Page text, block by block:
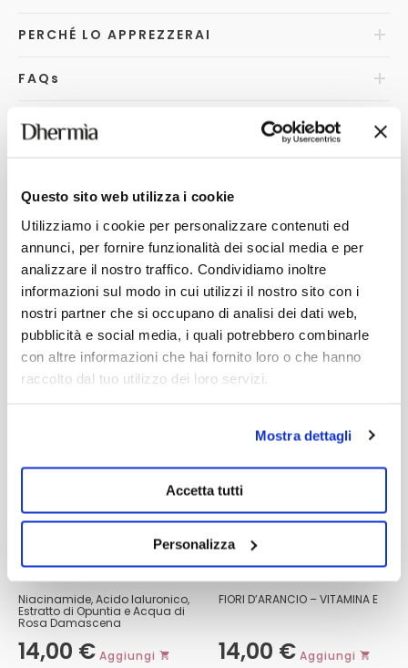
Questo sito web utilizza i cookie
Utilizziamo i cookie per personalizzare contenuti ed
annunci, per fornire funzionalità dei social media e per
analizzare il nostro traffico. Condividiamo inoltre
informazioni sul modo in cui utilizzi il nostro sito con i
nostri partner che si occupano di analisi dei dati web,
pubblicità e social media, i quali potrebbero combinarle
con altre informazioni che hai fornito loro o che hanno
raccolto dal tuo utilizzo dei loro servizi.
Mostra dettagli
Accetta tutti
Personalizza
PERCHÉ LO APPREZZERAI
FAQ s
COME RICICLARE
POTREBBERO INTERESSARTI
Niacinamide, Acido Ialuronico,
Estratto di Opuntia e Acqua di
Rosa Damascena
14,00 € Aggiungi
FIORI D’ARANCIO – VITAMINA E
14,00 € Aggiungi